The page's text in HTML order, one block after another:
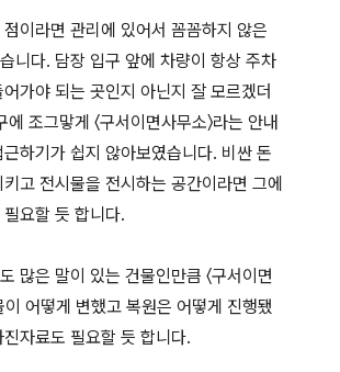
이라면 관리에 있어서 꼼꼼하지 않은
니다. 담장 입구 앞에 차량이 항상 주차
가야 되는 곳인지 아닌지 잘 모르겠더
조그맣게 〈구서이면사무소〉라는 안내
하기가 쉽지 않아보였습니다. 비싼 돈
고 전시물을 전시하는 공간이라면 그에
요할 듯 합니다.
많은 말이 있는 건물인만큼 〈구서이면
이 어떻게 변했고 복원은 어떻게 진행됐
자료도 필요할 듯 합니다.